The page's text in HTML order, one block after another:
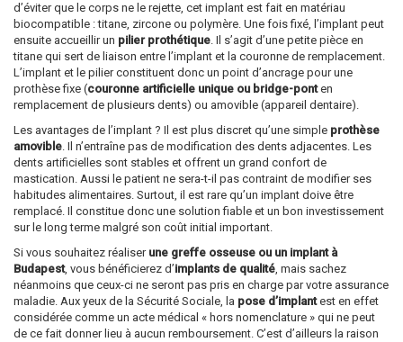
d’éviter que le corps ne le rejette, cet implant est fait en matériau
biocompatible : titane, zircone ou polymère. Une fois fixé, l’implant peut
ensuite accueillir un pilier prothétique. Il s’agit d’une petite pièce en
titane qui sert de liaison entre l’implant et la couronne de remplacement.
L’implant et le pilier constituent donc un point d’ancrage pour une
prothèse fixe (couronne artificielle unique ou bridge-ponten
remplacement de plusieurs dents) ou amovible (appareil dentaire).
Les avantages de l’implant ? Il est plus discret qu’une simple prothèse
amovible. Il n’entraîne pas de modification des dents adjacentes. Les
dents artificielles sont stables et offrent un grand confort de
mastication. Aussi le patient ne sera-t-il pas contraint de modifier ses
habitudes alimentaires. Surtout, il est rare qu’un implant doive être
remplacé. Il constitue donc une solution fiable et un bon investissement
sur le long terme malgré son coût initial important.
Si vous souhaitez réaliser une greffe osseuse ou un implant à
Budapest, vous bénéficierez d’implants de qualité, mais sachez
néanmoins que ceux-ci ne seront pas pris en charge par votre assurance
maladie. Aux yeux de la Sécurité Sociale, la pose d’implantest en effet
considérée comme un acte médical « hors nomenclature » qui ne peut
de ce fait donner lieu à aucun remboursement. C’est d’ailleurs la raison